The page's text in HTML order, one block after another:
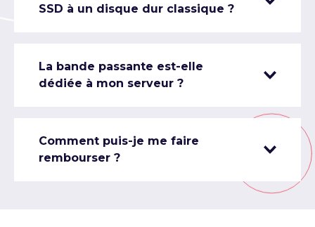
SSD à un disque dur classique ?
La bande passante est-elle
dédiée à mon serveur ?
Comment puis-je me faire
rembourser ?